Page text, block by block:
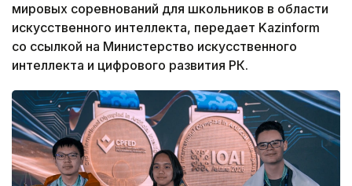
мировых соревнований для школьников в области
искусственного интеллекта, передает Kazinform
со ссылкой на Министерство искусственного
интеллекта и цифрового развития РК.